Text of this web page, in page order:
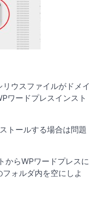
ウスファイルがドメイ
ワードプレスインスト
トールする場合は問題
からWPワードプレスに
ォルダ内を空にしよ